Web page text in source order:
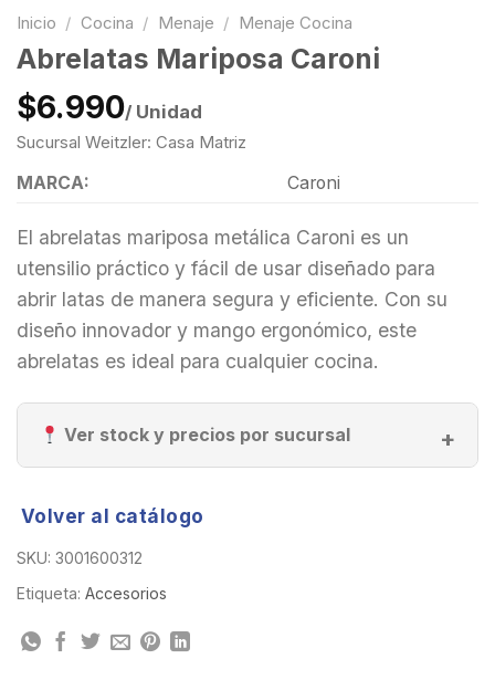
Inicio / Cocina / Menaje / Menaje Cocina
Abrelatas Mariposa Caroni
$6.990/ Unidad
Sucursal Weitzler: Casa Matriz
MARCA: Caroni
El abrelatas mariposa metálica Caroni es un
utensilio práctico y fácil de usar diseñado para
abrir latas de manera segura y eficiente. Con su
diseño innovador y mango ergonómico, este
abrelatas es ideal para cualquier cocina.
Ver stock y precios por sucursal
Volver al catálogo
SKU: 3001600312
Etiqueta: Accesorios